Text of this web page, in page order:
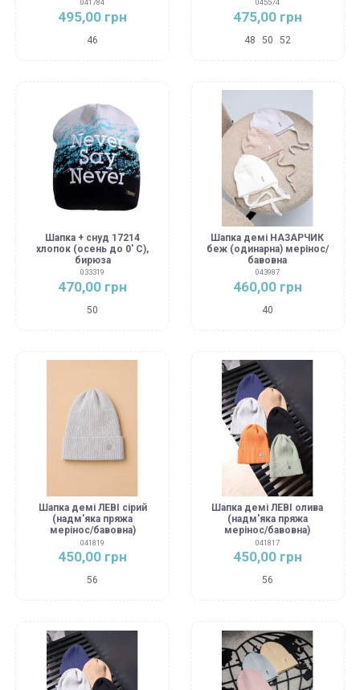
041784
495,00 грн
46
045574
475,00 грн
48 50 52
Шапка + снуд 17214
хлопок (осень до 0' С),
бирюза
033319
470,00 грн
50
Шапка демі НАЗАРЧИК
беж (одинарна) мерінос/
бавовна
043987
460,00 грн
40
Шапка демі ЛЕВІ сірий
(надм'яка пряжа
мерінос/бавовна)
041819
450,00 грн
56
Шапка демі ЛЕВІ олива
(надм'яка пряжа
мерінос/бавовна)
041817
450,00 грн
56